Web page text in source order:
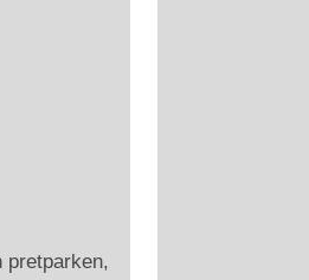
pretparken,